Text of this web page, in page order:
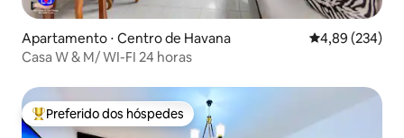
Apartamento ⋅ Centro de Havana 4,89 de uma
4,89 (234)
Casa W & M/ WI-FI 24 horas
Entre os melhores preferidos dos hóspedes
Preferido dos hóspedes